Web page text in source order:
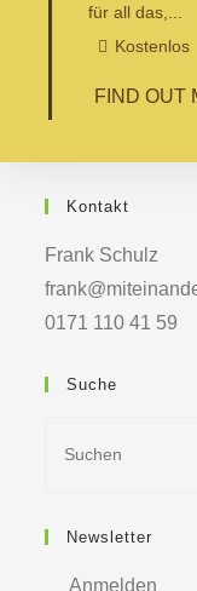
für all das,...
Kostenlos
FIND OUT
Kontakt
Frank Schulz
0171 110 41 59
Suche
Newsletter
Anmelden